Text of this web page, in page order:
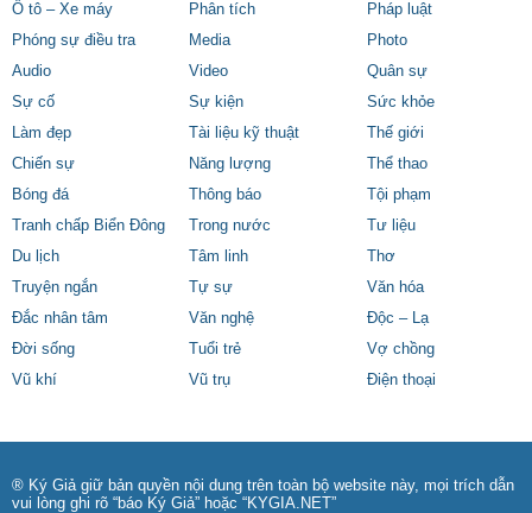
Ô tô – Xe máy
Phân tích
Pháp luật
Phóng sự điều tra
Media
Photo
Audio
Video
Quân sự
Sự cố
Sự kiện
Sức khỏe
Làm đẹp
Tài liệu kỹ thuật
Thế giới
Chiến sự
Năng lượng
Thể thao
Bóng đá
Thông báo
Tội phạm
Tranh chấp Biển Đông
Trong nước
Tư liệu
Du lịch
Tâm linh
Thơ
Truyện ngắn
Tự sự
Văn hóa
Đắc nhân tâm
Văn nghệ
Độc – Lạ
Đời sống
Tuổi trẻ
Vợ chồng
Vũ khí
Vũ trụ Điện thoại
® Ký Giả giữ bản quyền nội dung trên toàn bộ website này, mọi trích dẫn
vui lòng ghi rõ “báo Ký Giả” hoặc “KYGIA.NET”